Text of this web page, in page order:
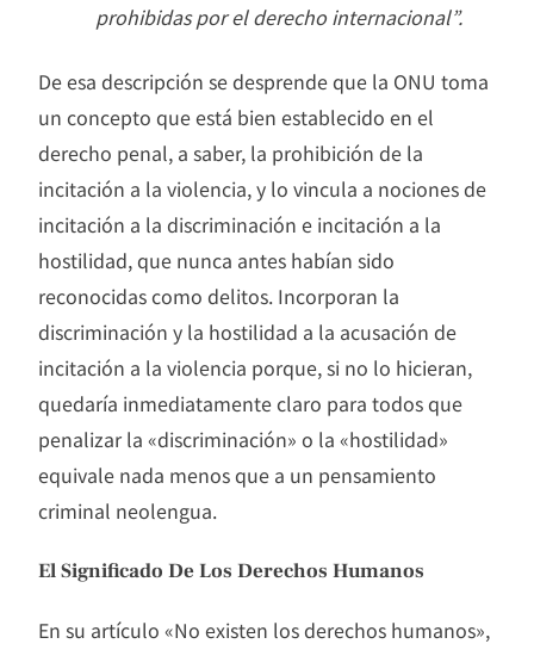
prohibidas por el derecho internacional”.
De esa descripción se desprende que la ONU toma
un concepto que está bien establecido en el
derecho penal, a saber, la prohibición de la
incitación a la violencia, y lo vincula a nociones de
incitación a la discriminación e incitación a la
hostilidad, que nunca antes habían sido
reconocidas como delitos. Incorporan la
discriminación y la hostilidad a la acusación de
incitación a la violencia porque, si no lo hicieran,
quedaría inmediatamente claro para todos que
penalizar la «discriminación» o la «hostilidad»
equivale nada menos que a un pensamiento
criminal neolengua.
El Significado De Los Derechos Humanos
En su artículo «No existen los derechos humanos»,